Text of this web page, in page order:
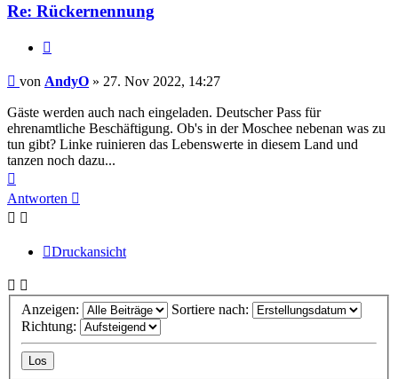
Re: Rückernennung
Beitrag
von AndyO » 27. Nov 2022, 14:27
Gäste werden auch nach eingeladen. Deutscher Pass für
ehrenamtliche Beschäftigung. Ob's in der Moschee nebenan was zu
tun gibt? Linke ruinieren das Lebenswerte in diesem Land und
tanzen noch dazu...
oben
Antworten
Druckansicht
Anzeigen:
Sortiere nach:
Richtung: